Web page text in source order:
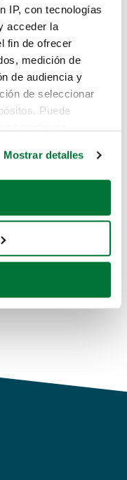
IP, con tecnologías
acceder la
fin de ofrecer
medición de
de audiencia y
de seleccionar
Puede
ubicación geográfica
activamente
(huellas
se procesan sus
sitio web con
publicidad y análisis
Mostrar detalles
como
aquí.
estás